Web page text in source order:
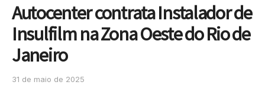
Autocenter contrata Instalador de
Insulfilm na Zona Oeste do Rio de
Janeiro
31 de maio de 2025